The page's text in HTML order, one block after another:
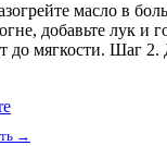
масло в
добавьте лук и
до мягкости. Шаг 2.
→